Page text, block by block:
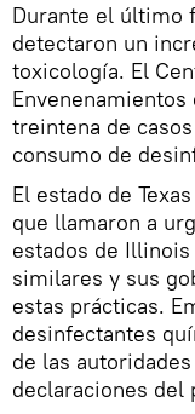
Durante el último
detectaron un
toxicología. El
treintena de
consumo de
El estado de
que llamaron a
estados de
similares y sus
estas prácticas.
desinfectantes
de las
declaraciones del